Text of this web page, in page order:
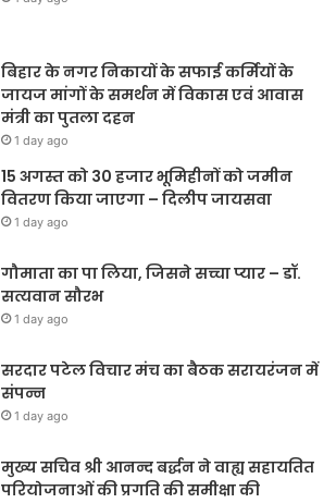
बिहार के नगर निकायों के सफाई कर्मियों के
जायज मांगों के समर्थन में विकास एवं आवास
मंत्री का पुतला दहन
1 day ago
15 अगस्त को 30 हजार भूमिहीनों को जमीन
वितरण किया जाएगा – दिलीप जायसवा
1 day ago
गौमाता का पा लिया, जिसने सच्चा प्यार – डॉ.
सत्यवान सौरभ
1 day ago
सरदार पटेल विचार मंच का बैठक सरायरंजन में
संपन्न
1 day ago
मुख्य सचिव श्री आनन्द बर्द्धन ने वाह्य सहायतित
परियोजनाओं की प्रगति की समीक्षा की